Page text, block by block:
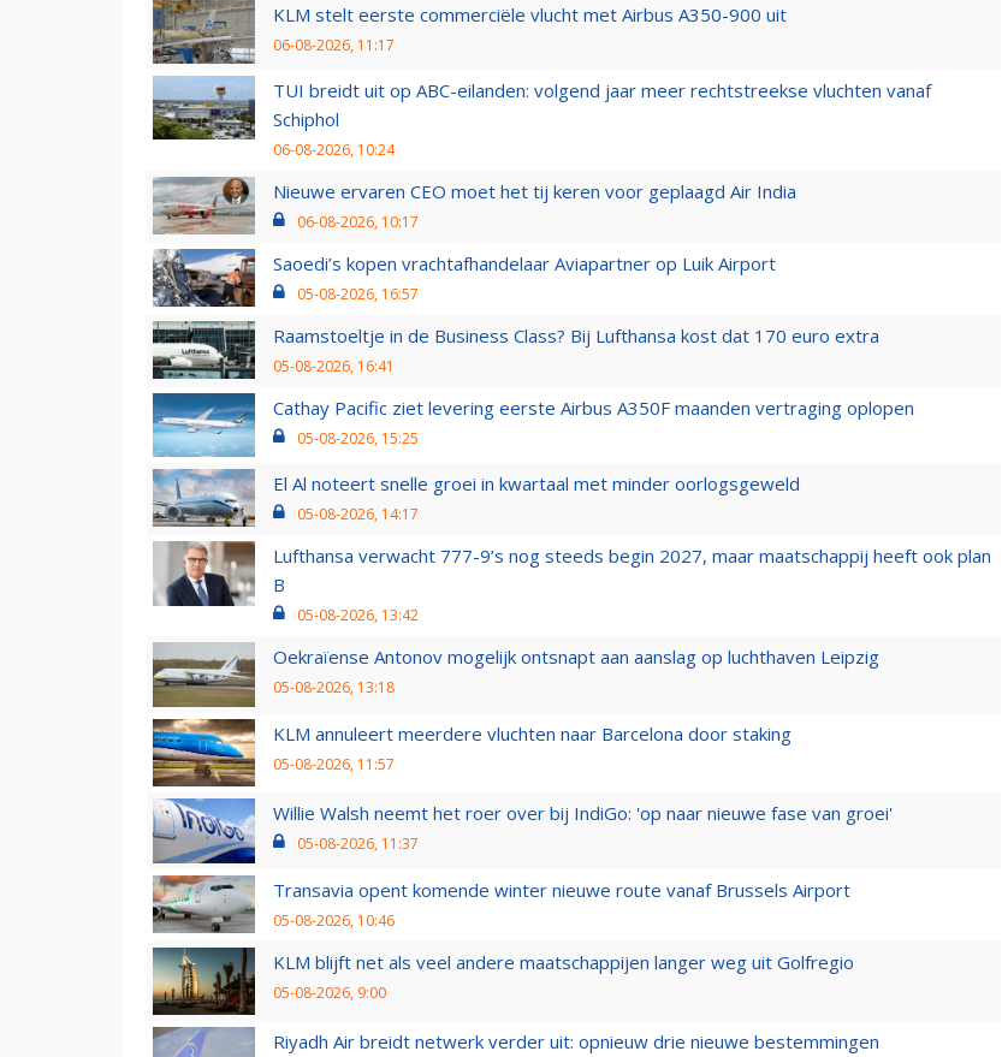
KLM stelt eerste commerciële vlucht met Airbus A350-900 uit
06-08-2026, 11:17
TUI breidt uit op ABC-eilanden: volgend jaar meer rechtstreekse vluchten vanaf
Schiphol
06-08-2026, 10:24
Nieuwe ervaren CEO moet het tij keren voor geplaagd Air India
06-08-2026, 10:17
Saoedi’s kopen vrachtafhandelaar Aviapartner op Luik Airport
05-08-2026, 16:57
Raamstoeltje in de Business Class? Bij Lufthansa kost dat 170 euro extra
05-08-2026, 16:41
Cathay Pacific ziet levering eerste Airbus A350F maanden vertraging oplopen
05-08-2026, 15:25
El Al noteert snelle groei in kwartaal met minder oorlogsgeweld
05-08-2026, 14:17
Lufthansa verwacht 777-9’s nog steeds begin 2027, maar maatschappij heeft ook plan
B
05-08-2026, 13:42
Oekraïense Antonov mogelijk ontsnapt aan aanslag op luchthaven Leipzig
05-08-2026, 13:18
KLM annuleert meerdere vluchten naar Barcelona door staking
05-08-2026, 11:57
Willie Walsh neemt het roer over bij IndiGo: 'op naar nieuwe fase van groei'
05-08-2026, 11:37
Transavia opent komende winter nieuwe route vanaf Brussels Airport
05-08-2026, 10:46
KLM blijft net als veel andere maatschappijen langer weg uit Golfregio
05-08-2026, 9:00
Riyadh Air breidt netwerk verder uit: opnieuw drie nieuwe bestemmingen